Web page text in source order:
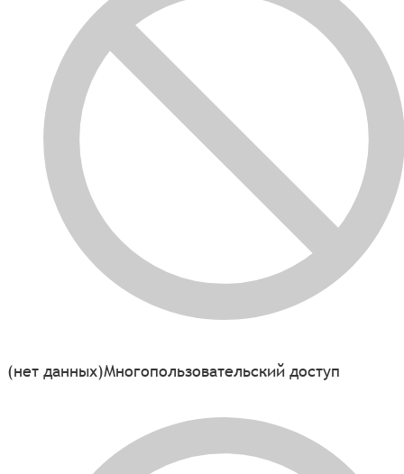
(нет данных)Многопользовательский доступ